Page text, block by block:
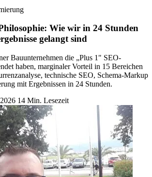
Wie wir in 24 Stunden
gelangt sind
Bauunternehmen die „Plus 1" SEO-
haben, marginaler Vorteil in 15 Bereichen
technische SEO, Schema-Markup
mit Ergebnissen in 24 Stunden.
14 Min. Lesezeit